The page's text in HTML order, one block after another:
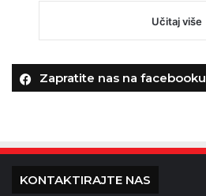
Učitaj više
Zapratite nas na facebooku
KONTAKTIRAJTE NAS